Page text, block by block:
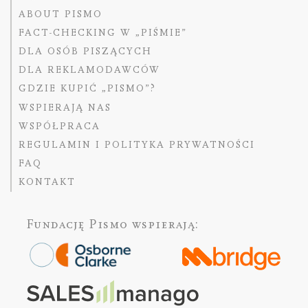
ABOUT PISMO
FACT-CHECKING W „PIŚMIE”
DLA OSÓB PISZĄCYCH
DLA REKLAMODAWCÓW
GDZIE KUPIĆ „PISMO”?
WSPIERAJĄ NAS
WSPÓŁPRACA
REGULAMIN I POLITYKA PRYWATNOŚCI
FAQ
KONTAKT
Fundację Pismo wspierają: